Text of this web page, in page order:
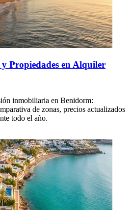
Propiedades en Alquiler
inmobiliaria en Benidorm:
de zonas, precios actualizados
todo el año.